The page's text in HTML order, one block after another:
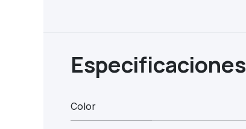
Especificaciones
Color